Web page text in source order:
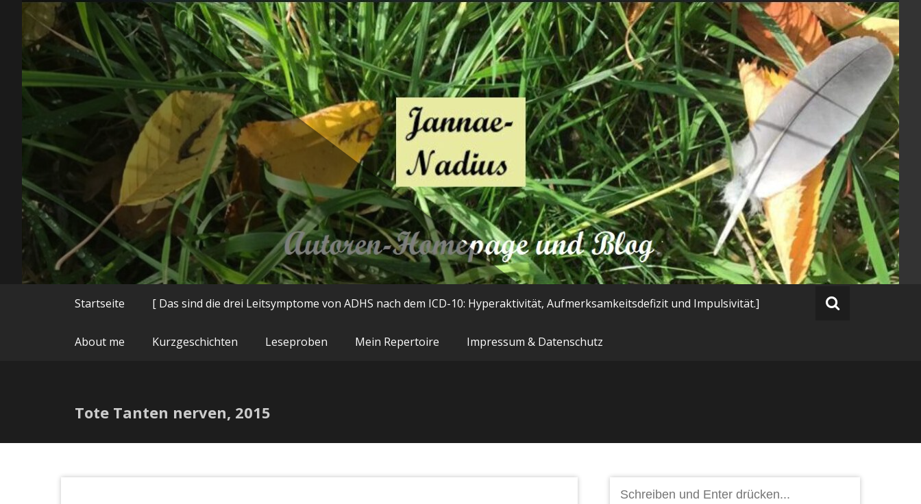
Zum
springen
Autorenhomepage und Blog
Startseite [ Das sind die drei Leitsymptome von ADHS nach dem ICD-10: Hyperaktivität, Aufmerksamkeitsdefizit und Impulsivität.]
About me Kurzgeschichten Leseproben Mein Repertoire Impressum & Datenschutz
Tote Tanten nerven, 2015
nach: